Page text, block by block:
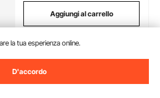
Aggiungi al carrello
la tua esperienza online.
D'accordo